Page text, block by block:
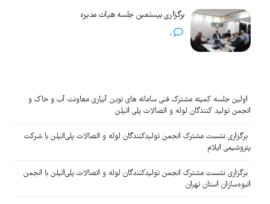
برگزاری بیستمین جلسه هیات مدیره
0
اولین جلسه کمیته مشترک فنی سامانه های نوین آبیاری معاونت آب و خاک و
انجمن تولید کنندگان لوله و اتصالات پلی اتیلن
برگزاری نشست مشترک انجمن تولیدکنندگان لوله و اتصالات پلی‌اتیلن با شرکت
پتروشیمی ایلام
برگزاری نشست مشترک انجمن تولیدکنندگان لوله و اتصالات پلی‌اتیلن با انجمن
انبوه‌سازان استان تهران